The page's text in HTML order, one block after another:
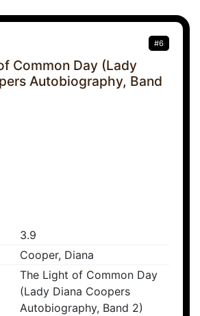
#6
Common Day (Lady
Autobiography, Band
3.9
Cooper, Diana
The Light of Common Day
(Lady Diana Coopers
Autobiography, Band 2)